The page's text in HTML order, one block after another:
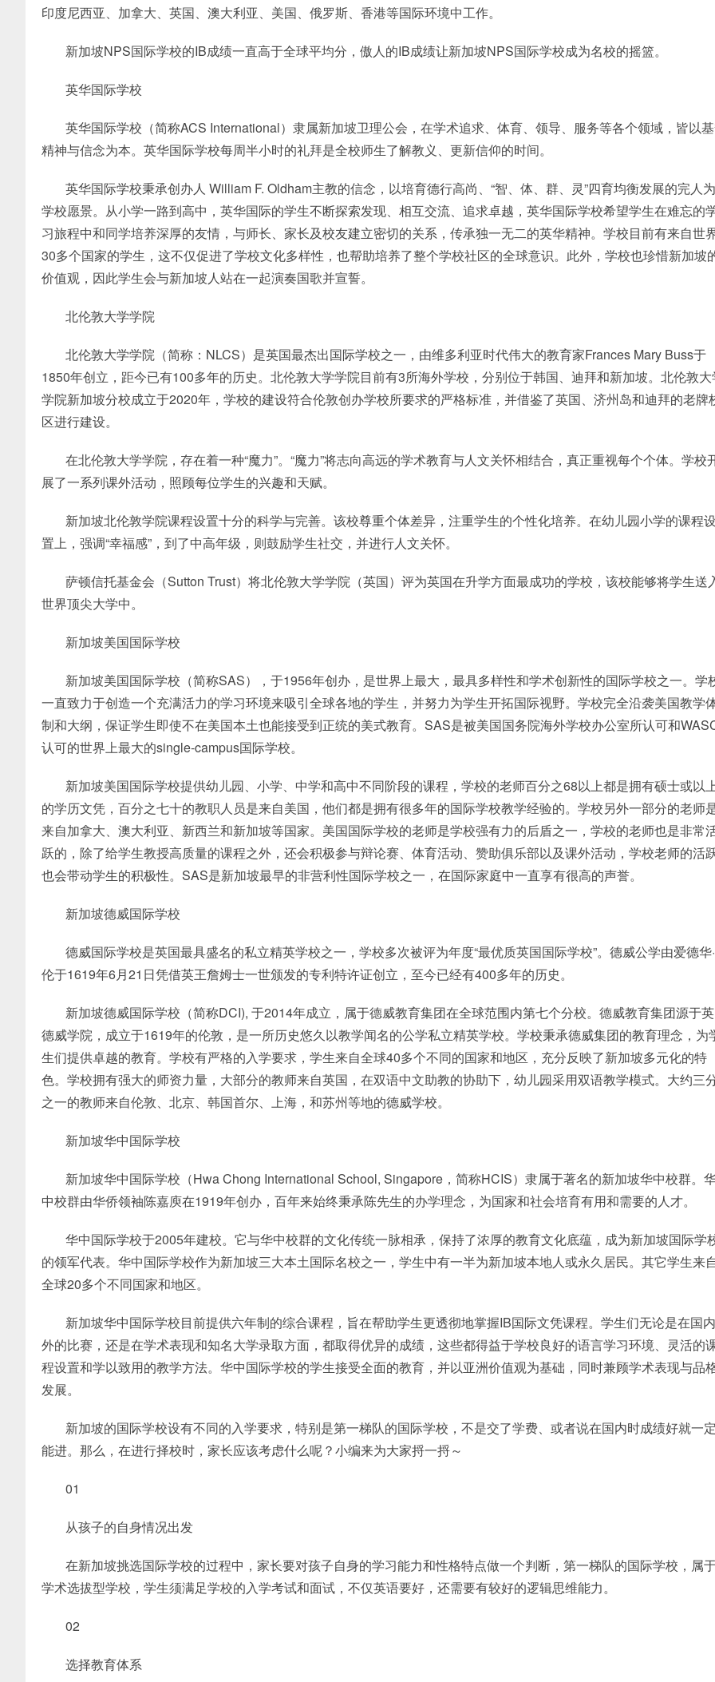
印度尼西亚、加拿大、英国、澳大利亚、美国、俄罗斯、香港等国际环境中工作。
新加坡NPS国际学校的IB成绩一直高于全球平均分，傲人的IB成绩让新加坡NPS国际学校成为名校的摇篮。
英华国际学校
英华国际学校（简称ACS International）隶属新加坡卫理公会，在学术追求、体育、领导、服务等各个领域，皆以
精神与信念为本。英华国际学校每周半小时的礼拜是全校师生了解教义、更新信仰的时间。
英华国际学校秉承创办人 William F. Oldham主教的信念，以培育德行高尚、“智、体、群、灵”四育均衡发展的完人为
学校愿景。从小学一路到高中，英华国际的学生不断探索发现、相互交流、追求卓越，英华国际学校希望学生在难忘的
习旅程中和同学培养深厚的友情，与师长、家长及校友建立密切的关系，传承独一无二的英华精神。学校目前有来自世
30多个国家的学生，这不仅促进了学校文化多样性，也帮助培养了整个学校社区的全球意识。此外，学校也珍惜新加坡
价值观，因此学生会与新加坡人站在一起演奏国歌并宣誓。
北伦敦大学学院
北伦敦大学学院（简称：NLCS）是英国最杰出国际学校之一，由维多利亚时代伟大的教育家Frances Mary Buss于
1850年创立，距今已有100多年的历史。北伦敦大学学院目前有3所海外学校，分别位于韩国、迪拜和新加坡。北伦敦大
学院新加坡分校成立于2020年，学校的建设符合伦敦创办学校所要求的严格标准，并借鉴了英国、济州岛和迪拜的老牌
区进行建设。
在北伦敦大学学院，存在着一种“魔力”。“魔力”将志向高远的学术教育与人文关怀相结合，真正重视每个个体。学校
展了一系列课外活动，照顾每位学生的兴趣和天赋。
新加坡北伦敦学院课程设置十分的科学与完善。该校尊重个体差异，注重学生的个性化培养。在幼儿园小学的课程设
置上，强调“幸福感”，到了中高年级，则鼓励学生社交，并进行人文关怀。
萨顿信托基金会（Sutton Trust）将北伦敦大学学院（英国）评为英国在升学方面最成功的学校，该校能够将学生送
世界顶尖大学中。
新加坡美国国际学校
新加坡美国国际学校（简称SAS），于1956年创办，是世界上最大，最具多样性和学术创新性的国际学校之一。学
一直致力于创造一个充满活力的学习环境来吸引全球各地的学生，并努力为学生开拓国际视野。学校完全沿袭美国教学
制和大纲，保证学生即使不在美国本土也能接受到正统的美式教育。SAS是被美国国务院海外学校办公室所认可和
认可的世界上最大的single-campus国际学校。
新加坡美国国际学校提供幼儿园、小学、中学和高中不同阶段的课程，学校的老师百分之68以上都是拥有硕士或以
的学历文凭，百分之七十的教职人员是来自美国，他们都是拥有很多年的国际学校教学经验的。学校另外一部分的老师
来自加拿大、澳大利亚、新西兰和新加坡等国家。美国国际学校的老师是学校强有力的后盾之一，学校的老师也是非常
跃的，除了给学生教授高质量的课程之外，还会积极参与辩论赛、体育活动、赞助俱乐部以及课外活动，学校老师的活
也会带动学生的积极性。SAS是新加坡最早的非营利性国际学校之一，在国际家庭中一直享有很高的声誉。
新加坡德威国际学校
德威国际学校是英国最具盛名的私立精英学校之一，学校多次被评为年度“最优质英国国际学校”。德威公学由爱德华
伦于1619年6月21日凭借英王詹姆士一世颁发的专利特许证创立，至今已经有400多年的历史。
新加坡德威国际学校（简称DCI), 于2014年成立，属于德威教育集团在全球范围内第七个分校。德威教育集团源于
德威学院，成立于1619年的伦敦，是一所历史悠久以教学闻名的公学私立精英学校。学校秉承德威集团的教育理念，为
生们提供卓越的教育。学校有严格的入学要求，学生来自全球40多个不同的国家和地区，充分反映了新加坡多元化的特
色。学校拥有强大的师资力量，大部分的教师来自英国，在双语中文助教的协助下，幼儿园采用双语教学模式。大约三
之一的教师来自伦敦、北京、韩国首尔、上海，和苏州等地的德威学校。
新加坡华中国际学校
新加坡华中国际学校（Hwa Chong International School, Singapore，简称HCIS）隶属于著名的新加坡华中校群。
中校群由华侨领袖陈嘉庾在1919年创办，百年来始终秉承陈先生的办学理念，为国家和社会培育有用和需要的人才。
华中国际学校于2005年建校。它与华中校群的文化传统一脉相承，保持了浓厚的教育文化底蕴，成为新加坡国际学
的领军代表。华中国际学校作为新加坡三大本土国际名校之一，学生中有一半为新加坡本地人或永久居民。其它学生来
全球20多个不同国家和地区。
新加坡华中国际学校目前提供六年制的综合课程，旨在帮助学生更透彻地掌握IB国际文凭课程。学生们无论是在国内
外的比赛，还是在学术表现和知名大学录取方面，都取得优异的成绩，这些都得益于学校良好的语言学习环境、灵活的
程设置和学以致用的教学方法。华中国际学校的学生接受全面的教育，并以亚洲价值观为基础，同时兼顾学术表现与品
发展。
新加坡的国际学校设有不同的入学要求，特别是第一梯队的国际学校，不是交了学费、或者说在国内时成绩好就一定
能进。那么，在进行择校时，家长应该考虑什么呢？小编来为大家捋一捋～
01
从孩子的自身情况出发
在新加坡挑选国际学校的过程中，家长要对孩子自身的学习能力和性格特点做一个判断，第一梯队的国际学校，属
学术选拔型学校，学生须满足学校的入学考试和面试，不仅英语要好，还需要有较好的逻辑思维能力。
02
选择教育体系